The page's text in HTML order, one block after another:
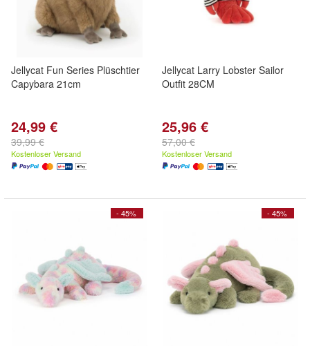
Jellycat Fun Series Plüschtier
Capybara 21cm
24,99 €
39,99 €
Kostenloser Versand
Jellycat Larry Lobster Sailor
Outfit 28CM
25,96 €
57,00 €
Kostenloser Versand
- 45% - 45%